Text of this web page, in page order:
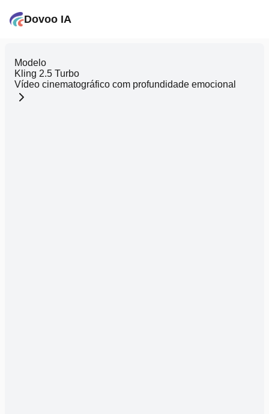
Dovoo IA
Modelo
Kling 2.5 Turbo
Vídeo cinematográfico com profundidade emocional